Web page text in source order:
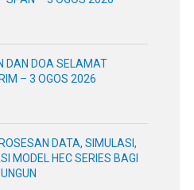
DAN DOA SELAMAT
– 3 OGOS 2026
DATA, SIMULASI,
MODEL HEC SERIES BAGI